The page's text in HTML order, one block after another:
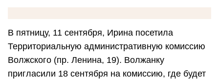
В пятницу, 11 сентября, Ирина посетила
Территориальную административную комиссию
Волжского (пр. Ленина, 19). Волжанку
пригласили 18 сентября на комиссию, где будет